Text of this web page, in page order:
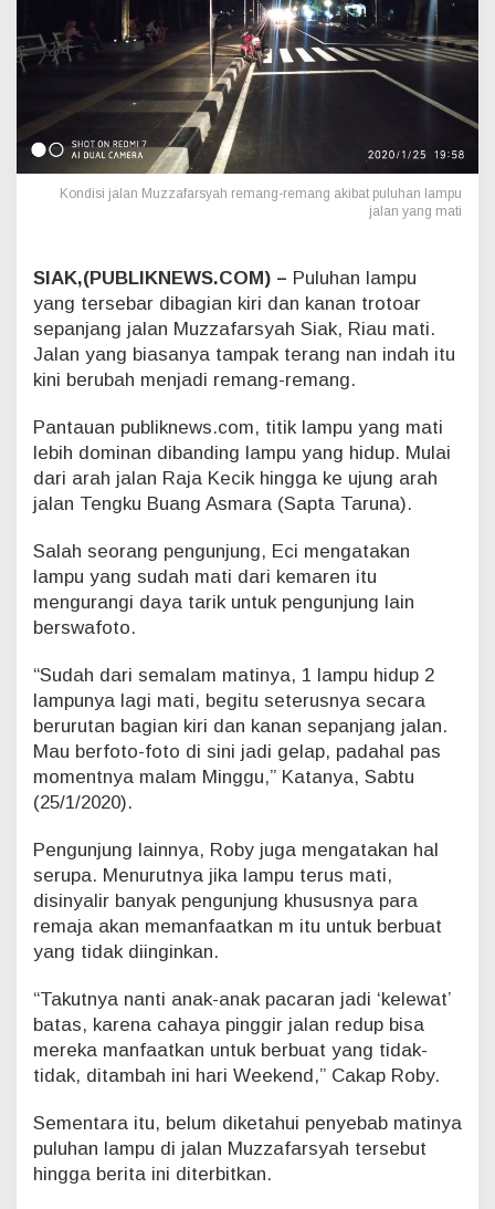
l
u
n
L
a
m
p
u
a
n
M
u
z
z
f
a
r
s
y
h
S
i
a
a
t
i
Kondisi jalan Muzzafarsyah remang-remang akibat puluhan lampu
jalan yang mati
SIAK,(PUBLIKNEWS.COM) – Puluhan lampu
yang tersebar dibagian kiri dan kanan trotoar
sepanjang jalan Muzzafarsyah Siak, Riau mati.
Jalan yang biasanya tampak terang nan indah itu
kini berubah menjadi remang-remang.
Pantauan publiknews.com, titik lampu yang mati
lebih dominan dibanding lampu yang hidup. Mulai
dari arah jalan Raja Kecik hingga ke ujung arah
jalan Tengku Buang Asmara (Sapta Taruna).
Salah seorang pengunjung, Eci mengatakan
lampu yang sudah mati dari kemaren itu
mengurangi daya tarik untuk pengunjung lain
berswafoto.
“Sudah dari semalam matinya, 1 lampu hidup 2
lampunya lagi mati, begitu seterusnya secara
berurutan bagian kiri dan kanan sepanjang jalan.
Mau berfoto-foto di sini jadi gelap, padahal pas
momentnya malam Minggu,” Katanya, Sabtu
(25/1/2020).
Pengunjung lainnya, Roby juga mengatakan hal
serupa. Menurutnya jika lampu terus mati,
disinyalir banyak pengunjung khususnya para
remaja akan memanfaatkan m itu untuk berbuat
yang tidak diinginkan.
“Takutnya nanti anak-anak pacaran jadi ‘kelewat’
batas, karena cahaya pinggir jalan redup bisa
mereka manfaatkan untuk berbuat yang tidak-
tidak, ditambah ini hari Weekend,” Cakap Roby.
Sementara itu, belum diketahui penyebab matinya
puluhan lampu di jalan Muzzafarsyah tersebut
hingga berita ini diterbitkan.